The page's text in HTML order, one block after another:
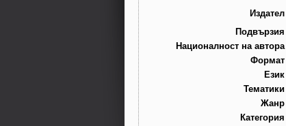
Издател
Подвързия
Националност на автора
Формат
Език
Тематики
Жанр
Категория